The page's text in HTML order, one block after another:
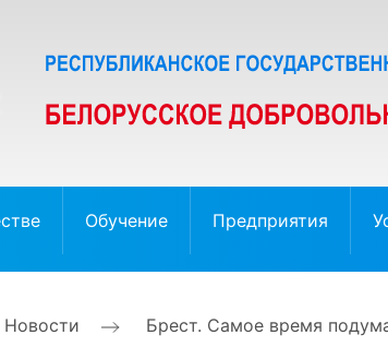
Обучение Предприятия
Новости Брест. Самое время